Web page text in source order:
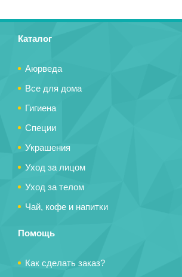
Каталог
Аюрведа
Все для дома
Гигиена
Специи
Украшения
Уход за лицом
Уход за телом
Чай, кофе и напитки
Помощь
Как сделать заказ?